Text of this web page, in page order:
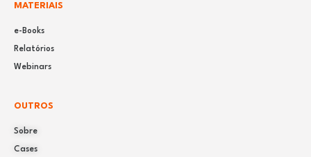
MATERIAIS
e-Books
Relatórios
Webinars
OUTROS
Sobre
Cases